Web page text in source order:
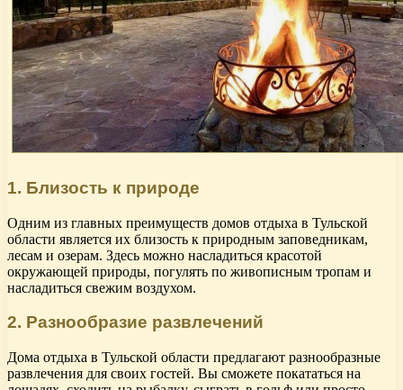
1. Близость к природе
Одним из главных преимуществ домов отдыха в Тульской
области является их близость к природным заповедникам,
лесам и озерам. Здесь можно насладиться красотой
окружающей природы, погулять по живописным тропам и
насладиться свежим воздухом.
2. Разнообразие развлечений
Дома отдыха в Тульской области предлагают разнообразные
развлечения для своих гостей. Вы сможете покататься на